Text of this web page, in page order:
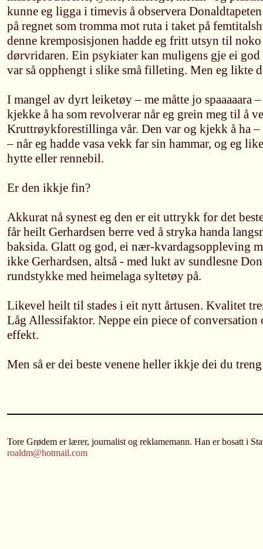
kunne eg ligga i timevis å observera
på regnet som tromma mot ruta i taket på
denne kremposisjonen hadde eg fritt utsyn til noko
dørvridaren. Ein psykiater kan muligens gje ei
var så opphengt i slike små filleting. Men eg likte
I mangel av dyrt leiketøy – me måtte jo spaaaaara
kjekke å ha som revolverar når eg grein meg til å
Kruttrøykforestillinga vår. Den var og kjekk å ha
– når eg hadde vasa vekk far sin hammar, og eg
hytte eller rennebil.
Er den ikkje fin?
Akkurat nå synest eg den er eit uttrykk for det
får heilt Gerhardsen berre ved å stryka handa
baksida. Glatt og god, ei nær-kvardagsoppleving
ikke Gerhardsen, altså - med lukt av sundlesne
rundstykke med heimelaga syltetøy på.
Likevel heilt til stades i eit nytt årtusen. Kvalitet
Låg Allessifaktor. Neppe ein piece of
effekt.
Men så er dei beste venene heller ikkje dei du
Tore Grødem er lærer, journalist og reklamemann. Han er bosatt i
roaldm@hotmail.com